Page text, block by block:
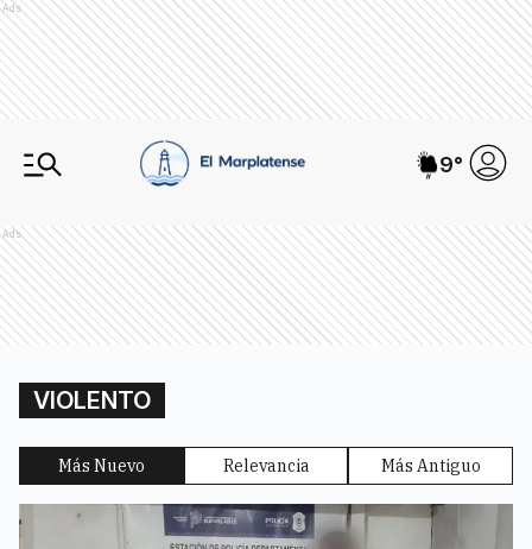
Ads
9°
Ads
VIOLENTO
Más Nuevo Relevancia Más Antiguo